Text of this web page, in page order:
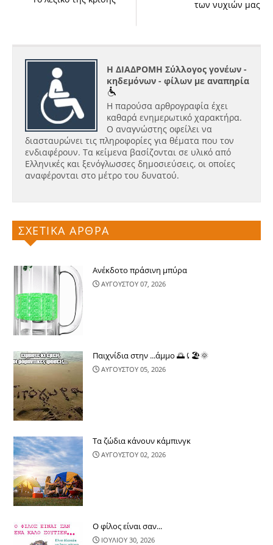
των νυχιών μας
Η ΔΙΑΔΡΟΜΗ Σύλλογος γονέων -
κηδεμόνων - φίλων με αναπηρία
Η παρούσα αρθρογραφία έχει
καθαρά ενημερωτικό χαρακτήρα.
Ο αναγνώστης οφείλει να
διασταυρώνει τις πληροφορίες για θέματα που τον
ενδιαφέρουν. Τα κείμενα βασίζονται σε υλικό από
Ελληνικές και ξενόγλωσσες δημοσιεύσεις, οι οποίες
αναφέρονται στο μέτρο του δυνατού.
ΣΧΕΤΙΚΑ ΑΡΘΡΑ
Ανέκδοτο πράσινη μπύρα
ΑΥΓΟΥΣΤΟΥ 07, 2026
Παιχνίδια στην ...άμμο 🌅⤹🏖🌞
ΑΥΓΟΥΣΤΟΥ 05, 2026
Τα ζώδια κάνουν κάμπινγκ
ΑΥΓΟΥΣΤΟΥ 02, 2026
Ο φίλος είναι σαν...
ΙΟΥΛΙΟΥ 30, 2026